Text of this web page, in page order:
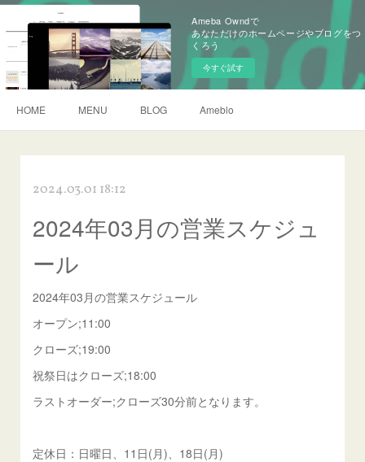
Ameba Owndで
あなただけのホームページやブログをつ
くろう
今すぐ試す
HOME MENU BLOG Ameblo
2024.03.01 18:12
2024年03月の営業スケジュ
ール
2024年03月の営業スケジュール
オープン;11:00
クローズ;19:00
祝祭日はクローズ;18:00
ラストオーダー;クローズ30分前となります。
定休日：日曜日、11日(月)、18日(月)